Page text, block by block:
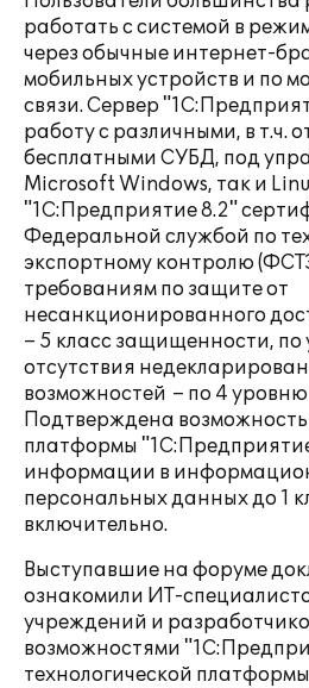
работать с системой в
через обычные интернет-
мобильных устройств и по
связи. Сервер
работу с различными, в т.ч.
бесплатными СУБД, под
Microsoft Windows, так и
"1С:Предприятие 8.2"
Федеральной службой по
экспортному контролю
требованиям по защите от
несанкционированного
– 5 класс защищенности, по
отсутствия
возможностей – по 4
Подтверждена
платформы
информации в
персональных данных до 1
включительно.
Выступавшие на форуме
ознакомили ИТ-
учреждений и
возможностями
технологической